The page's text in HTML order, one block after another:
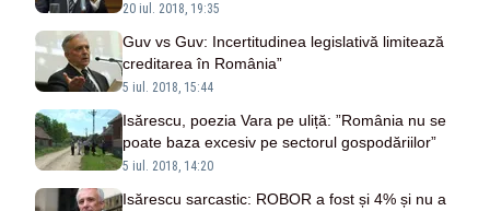
20 iul. 2018, 19:35
Guv vs Guv: Incertitudinea legislativă limitează
creditarea în România”
5 iul. 2018, 15:44
Isărescu, poezia Vara pe uliță: ”România nu se
poate baza excesiv pe sectorul gospodăriilor”
5 iul. 2018, 14:20
Isărescu sarcastic: ROBOR a fost și 4% și nu a